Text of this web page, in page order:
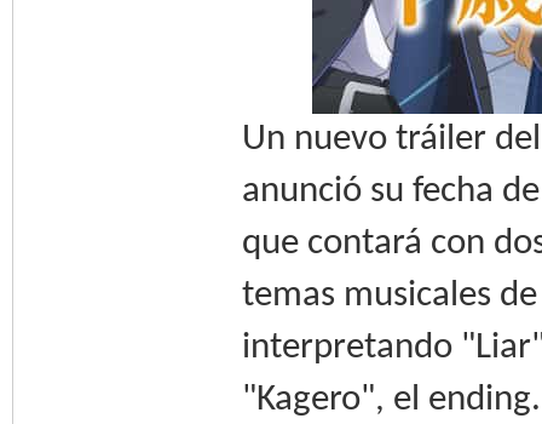
Un nuevo tráiler
anunció su fecha
que contará con
temas musicales
interpretando
"Kagero", el ending.